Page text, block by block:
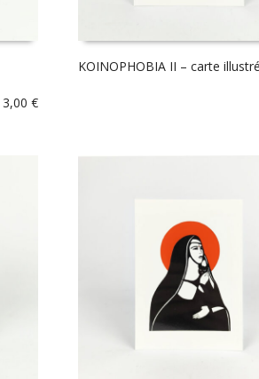
3,00€
KOINOPHOBIA II – carte